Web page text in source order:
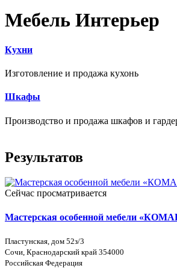
Мебель Интерьер
Кухни
Изготовление и продажа кухонь
Шкафы
Производство и продажа шкафов и
Результатов
Сейчас просматривается
Мастерская особенной мебели
Пластунская, дом 52з/3
Сочи, Краснодарский край 354000
Российская Федерация